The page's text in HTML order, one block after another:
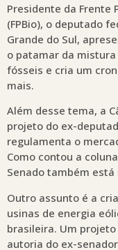
Presidente da Frente
(FPBio), o deputado
Grande do Sul,
o patamar da
fósseis e cria um
mais.
Além desse tema, a
projeto do ex-
regulamenta o
Como contou a
Senado também
Outro assunto é a
usinas de energia
brasileira. Um
autoria do ex-